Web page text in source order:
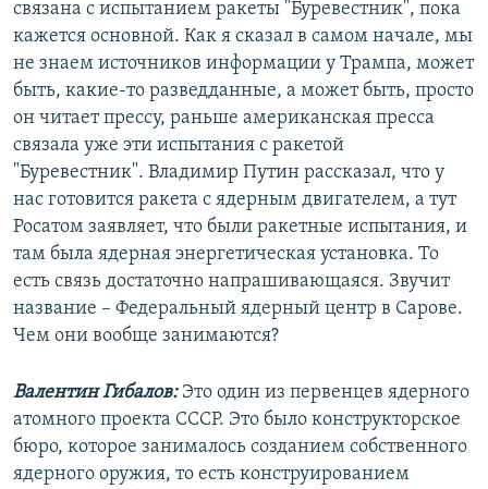
связана с испытанием ракеты "Буревестник", пока
кажется основной. Как я сказал в самом начале, мы
не знаем источников информации у Трампа, может
быть, какие-то разведданные, а может быть, просто
он читает прессу, раньше американская пресса
связала уже эти испытания с ракетой
"Буревестник". Владимир Путин рассказал, что у
нас готовится ракета с ядерным двигателем, а тут
Росатом заявляет, что были ракетные испытания, и
там была ядерная энергетическая установка. То
есть связь достаточно напрашивающаяся. Звучит
название – Федеральный ядерный центр в Сарове.
Чем они вообще занимаются?
Валентин Гибалов:Это один из первенцев ядерного
атомного проекта СССР. Это было конструкторское
бюро, которое занималось созданием собственного
ядерного оружия, то есть конструированием